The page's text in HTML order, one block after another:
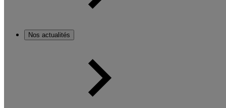
Nos actualités